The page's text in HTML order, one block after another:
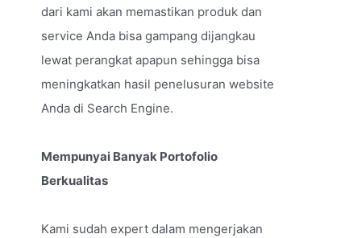
dari kami akan memastikan produk dan
service Anda bisa gampang dijangkau
lewat perangkat apapun sehingga bisa
meningkatkan hasil penelusuran website
Anda di Search Engine.
Mempunyai Banyak Portofolio
Berkualitas
Kami sudah expert dalam mengerjakan